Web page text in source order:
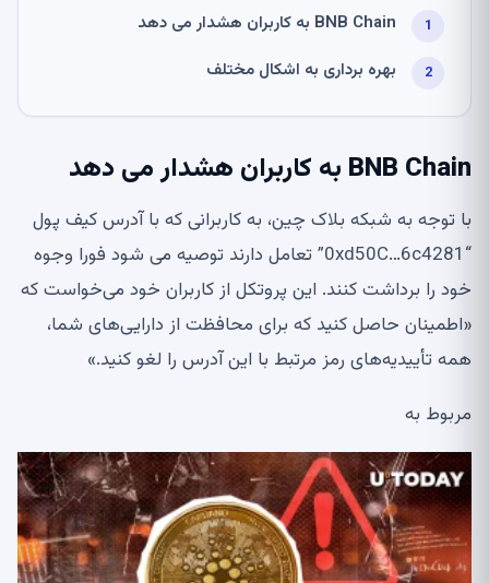
BNB Chain به کاربران هشدار می دهد
بهره برداری به اشکال مختلف
BNB Chain به کاربران هشدار می دهد
با توجه به شبکه بلاک چین، به کاربرانی که با آدرس کیف پول
“0xd50C…6c4281” تعامل دارند توصیه می شود فورا وجوه
خود را برداشت کنند. این پروتکل از کاربران خود می‌خواست که
«اطمینان حاصل کنید که برای محافظت از دارایی‌های شما،
همه تأییدیه‌های رمز مرتبط با این آدرس را لغو کنید.»
مربوط به